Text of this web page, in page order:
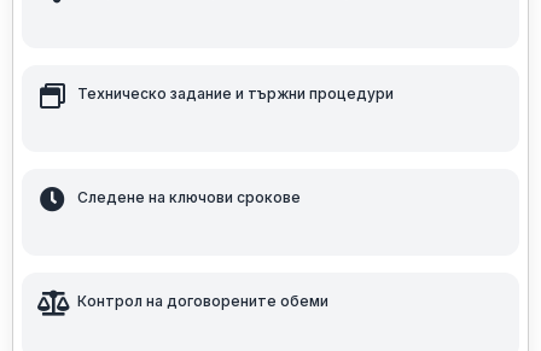
Техническо задание и тържни процедури
Следене на ключови срокове
Контрол на договорените обеми